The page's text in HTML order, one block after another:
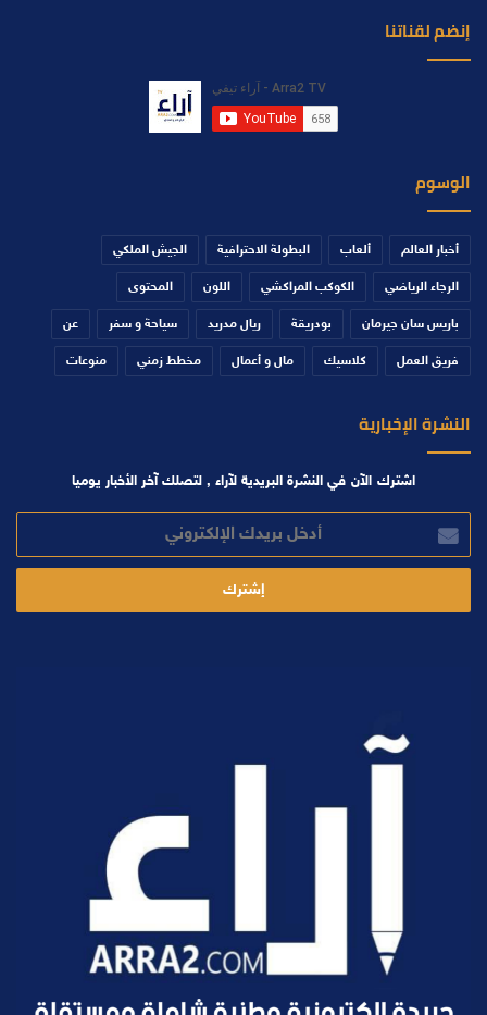
إنضم لقناتنا
الوسوم
أخبار العالم ألعاب البطولة الاحترافية الجيش الملكي
الرجاء الرياضي الكوكب المراكشي اللون المحتوى
باريس سان جيرمان بودريقة ريال مدريد سياحة و سفر عن
فريق العمل كلاسيك مال و أعمال مخطط زمني منوعات
النشرة الإخبارية
اشترك الآن في النشرة البريدية لآراء , لتصلك آخر الأخبار يوميا
بريدك
الإلكتروني